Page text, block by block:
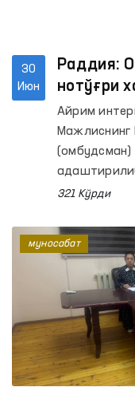
30
Июн
Раддия:
нотўғри
Айрим
Мажлиснинг
хабарлар
321 Кўрди
муносабат